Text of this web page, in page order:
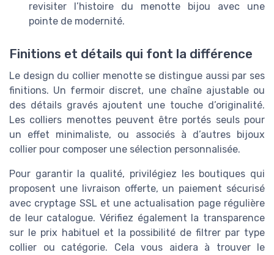
revisiter l’histoire du menotte bijou avec une
pointe de modernité.
Finitions et détails qui font la différence
Le design du collier menotte se distingue aussi par ses
finitions. Un fermoir discret, une chaîne ajustable ou
des détails gravés ajoutent une touche d’originalité.
Les colliers menottes peuvent être portés seuls pour
un effet minimaliste, ou associés à d’autres bijoux
collier pour composer une sélection personnalisée.
Pour garantir la qualité, privilégiez les boutiques qui
proposent une livraison offerte, un paiement sécurisé
avec cryptage SSL et une actualisation page régulière
de leur catalogue. Vérifiez également la transparence
sur le prix habituel et la possibilité de filtrer par type
collier ou catégorie. Cela vous aidera à trouver le